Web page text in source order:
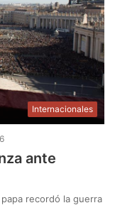
Internacionales
ante
recordó la guerra